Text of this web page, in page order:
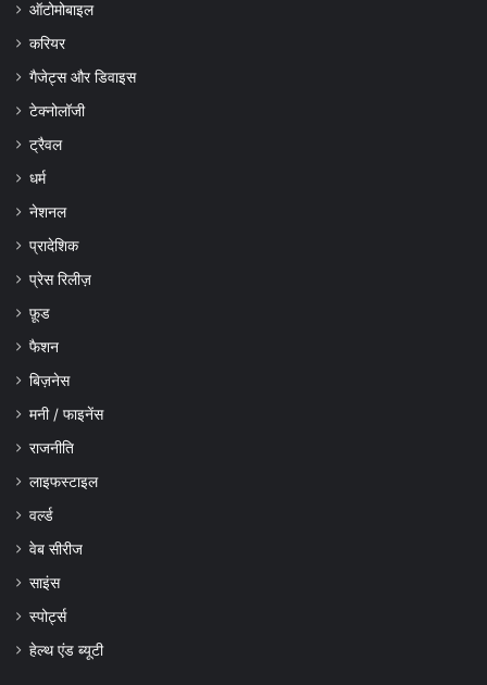
ऑटोमोबाइल
करियर
गैजेट्स और डिवाइस
टेक्नोलॉजी
ट्रैवल
धर्म
नेशनल
प्रादेशिक
प्रेस रिलीज़
फ़ूड
फैशन
बिज़नेस
मनी / फाइनेंस
राजनीति
लाइफस्टाइल
वर्ल्ड
वेब सीरीज
साइंस
स्पोर्ट्स
हेल्थ एंड ब्यूटी